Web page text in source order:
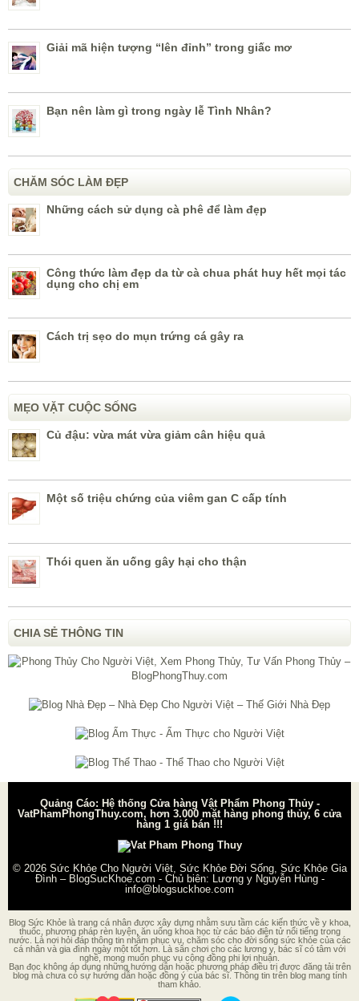
Giải mã hiện tượng “lên đỉnh” trong giấc mơ
Bạn nên làm gì trong ngày lễ Tình Nhân?
CHĂM SÓC LÀM ĐẸP
Những cách sử dụng cà phê để làm đẹp
Công thức làm đẹp da từ cà chua phát huy hết mọi tác
dụng cho chị em
Cách trị sẹo do mụn trứng cá gây ra
MẸO VẶT CUỘC SỐNG
Củ đậu: vừa mát vừa giảm cân hiệu quả
Một số triệu chứng của viêm gan C cấp tính
Thói quen ăn uống gây hại cho thận
CHIA SẺ THÔNG TIN
Quảng Cáo: Hệ thống Cửa hàng Vật Phẩm Phong Thủy -
VatPhamPhongThuy.com, hơn 3.000 mặt hàng phong thủy, 6 cửa
hàng 1 giá bán !!!
© 2026 Sức Khỏe Cho Người Việt, Sức Khỏe Đời Sống, Sức Khỏe Gia
Đình – BlogSucKhoe.com - Chủ biên: Lương y Nguyễn Hùng-
info@blogsuckhoe.com
Blog Sức Khỏe là trang cá nhân được xây dựng nhằm sưu tầm các kiến thức về y khoa,
thuốc, phương pháp rèn luyện, ăn uống khoa học từ các báo điện tử nổi tiếng trong
nước. Là nơi hỏi đáp thông tin nhằm phục vụ, chăm sóc cho đời sống sức khỏe của các
cá nhân và gia đình ngày một tốt hơn. Là sân chơi cho các lương y, bác sĩ có tâm với
nghề, mong muốn phục vụ cộng đồng phi lợi nhuận.
Bạn đọc không áp dụng những hướng dẫn hoặc phương pháp điều trị được đăng tải trên
blog mà chưa có sự hướng dẫn hoặc đồng ý của bác sĩ. Thông tin trên blog mang tính
tham khảo.